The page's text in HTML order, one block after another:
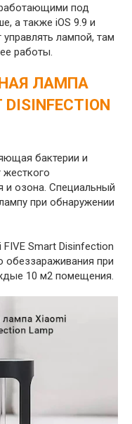
под
а также iOS 9.9 и
лампой, там
работы.
ЛАМПА
бактерии и
жесткого
и озона. Специальный
при обнаружении
Smart Disinfection
обеззараживания при
10 м2 помещения.